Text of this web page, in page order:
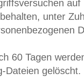
unter
60 Tagen
Dateien